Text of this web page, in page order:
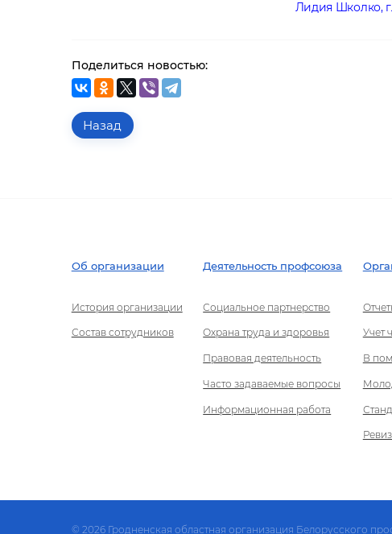
Лидия Школко, главный
Поделиться новостью:
Назад
Об организации
История организации
Состав сотрудников
Деятельность профсоюза
Социальное партнерство
Охрана труда и здоровья
Правовая деятельность
Часто задаваемые вопросы
Информационная работа
Учет
В
© 2026 Гродненская областная организация Белорусского